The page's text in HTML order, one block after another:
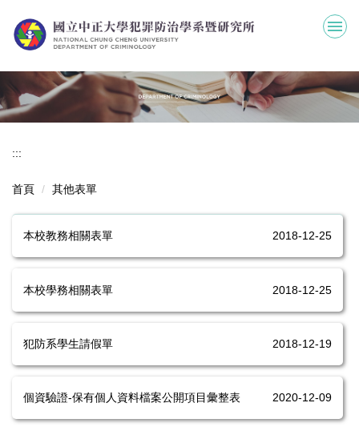
到
主
容
區
:::
首頁 其他表單
本校教務相關表單 2018-12-25
本校學務相關表單 2018-12-25
犯防系學生請假單 2018-12-19
個資驗證-保有個人資料檔案公開項目彙整表 2020-12-09